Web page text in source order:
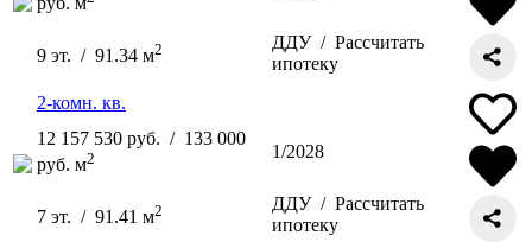
9 эт. / 91.34 м2 ДДУ / Рассчитать
ипотеку
2-комн. кв.
12 157 530 руб. / 133 000
руб. м2 1/2028
7 эт. / 91.41 м2 ДДУ / Рассчитать
ипотеку